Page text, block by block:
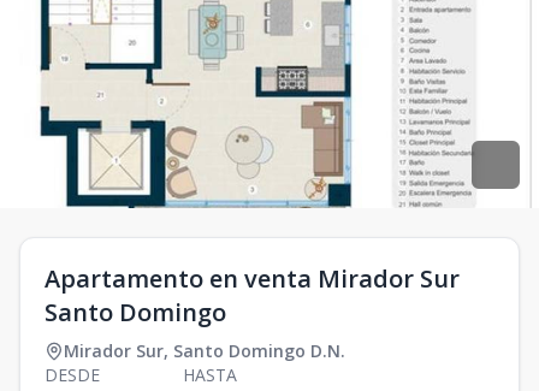
Apartamento en venta Mirador Sur
Santo Domingo
Mirador Sur, Santo Domingo D.N.
DESDE
HASTA